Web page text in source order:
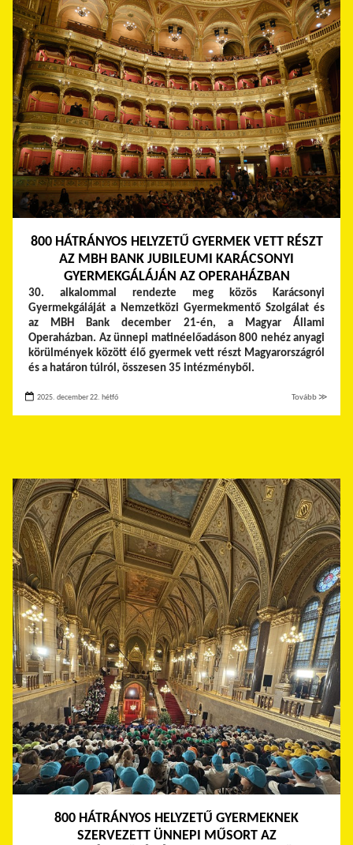
800 HÁTRÁNYOS HELYZETŰ GYERMEK VETT RÉSZT
AZ MBH BANK JUBILEUMI KARÁCSONYI
GYERMEKGÁLÁJÁN AZ OPERAHÁZBAN
30. alkalommal rendezte meg közös Karácsonyi
Gyermekgáláját a Nemzetközi Gyermekmentő Szolgálat és
az MBH Bank december 21-én, a Magyar Állami
Operaházban. Az ünnepi matinéelőadáson 800 nehéz anyagi
körülmények között élő gyermek vett részt Magyarországról
és a határon túlról, összesen 35 intézményből.
2025. december 22. hétfő Tovább ≫
800 HÁTRÁNYOS HELYZETŰ GYERMEKNEK
SZERVEZETT ÜNNEPI MŰSORT AZ